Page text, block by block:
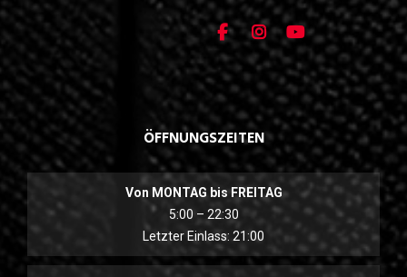
ÖFFNUNGSZEITEN
Von MONTAG bis FREITAG
5:00 – 22:30
Letzter Einlass: 21:00